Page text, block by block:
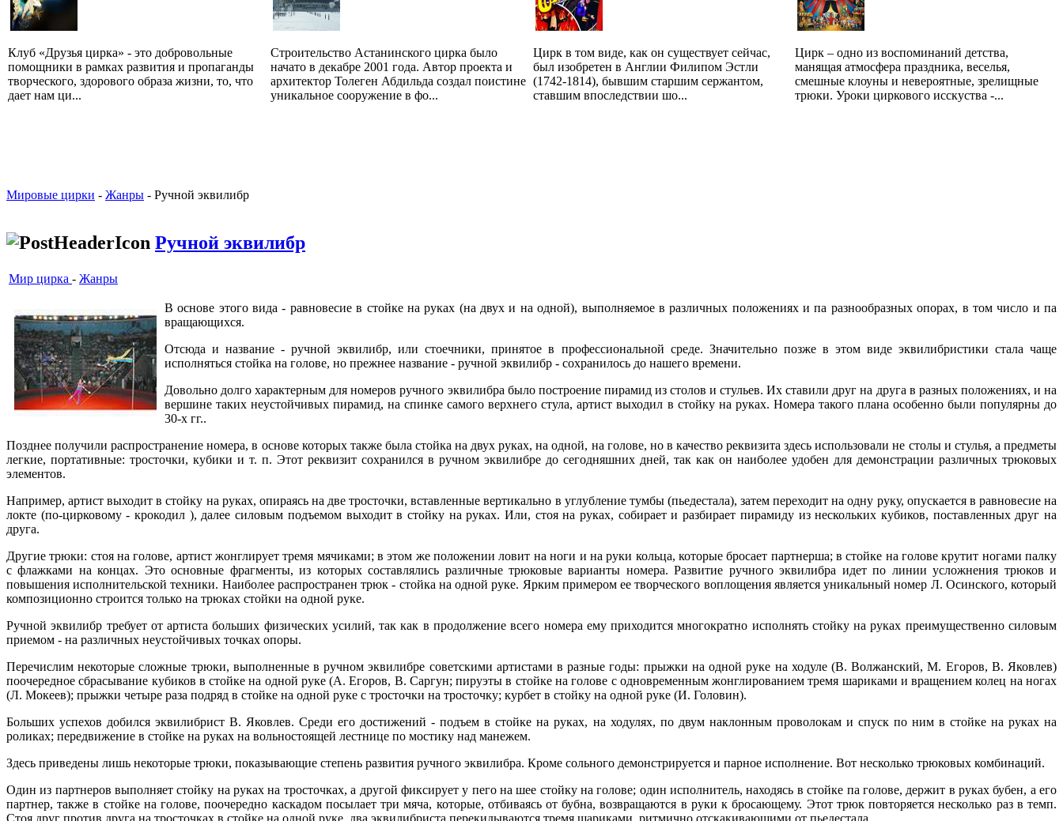
Клуб «Друзья цирка» - это добровольные
помощники в рамках развития и пропаганды
творческого, здорового образа жизни, то, что
дает нам ци...
Строительство Астанинского цирка было
начато в декабре 2001 года. Автор проекта и
архитектор Толеген Абдильда создал поистине
уникальное сооружение в фо...
Цирк в том виде, как он существует сейчас,
был изобретен в Англии Филипом Эстли
(1742-1814), бывшим старшим сержантом,
ставшим впоследствии шо...
Цирк – одно из воспоминаний детства,
манящая атмосфера праздника, веселья,
смешные клоуны и невероятные, зрелищные
трюки. Уроки циркового исскуства -...
Мировые цирки - Жанры - Ручной эквилибр
Ручной эквилибр
Мир цирка - Жанры
В основе этого вида - равновесие в стойке на руках (на двух и на одной), выполняемое в различных положениях и па разнообразных опорах, в том число и па
вращающихся.
Отсюда и название - ручной эквилибр, или стоечники, принятое в профессиональной среде. Значительно позже в этом виде эквилибристики стала чаще
исполняться стойка на голове, но прежнее название - ручной эквилибр - сохранилось до нашего времени.
Довольно долго характерным для номеров ручного эквилибра было построение пирамид из столов и стульев. Их ставили друг на друга в разных положениях, и на
вершине таких неустойчивых пирамид, на спинке самого верхнего стула, артист выходил в стойку на руках. Номера такого плана особенно были популярны до
30-х гг..
Позднее получили распространение номера, в основе которых также была стойка на двух руках, на одной, на голове, но в качество реквизита здесь использовали не столы и стулья, а предметы
легкие, портативные: тросточки, кубики и т. п. Этот реквизит сохранился в ручном эквилибре до сегодняшних дней, так как он наиболее удобен для демонстрации различных трюковых
элементов.
Например, артист выходит в стойку на руках, опираясь на две тросточки, вставленные вертикально в углубление тумбы (пьедестала), затем переходит на одну руку, опускается в равновесие на
локте (по-цирковому - крокодил ), далее силовым подъемом выходит в стойку на руках. Или, стоя на руках, собирает и разбирает пирамиду из нескольких кубиков, поставленных друг на
друга.
Другие трюки: стоя на голове, артист жонглирует тремя мячиками; в этом же положении ловит на ноги и на руки кольца, которые бросает партнерша; в стойке на голове крутит ногами палку
с флажками на концах. Это основные фрагменты, из которых составлялись различные трюковые варианты номера. Развитие ручного эквилибра идет по линии усложнения трюков и
повышения исполнительской техники. Наиболее распространен трюк - стойка на одной руке. Ярким примером ее творческого воплощения является уникальный номер Л. Осинского, который
композиционно строится только на трюках стойки на одной руке.
Ручной эквилибр требует от артиста больших физических усилий, так как в продолжение всего номера ему приходится многократно исполнять стойку на руках преимущественно силовым
приемом - на различных неустойчивых точках опоры.
Перечислим некоторые сложные трюки, выполненные в ручном эквилибре советскими артистами в разные годы: прыжки на одной руке на ходуле (В. Волжанский, М. Егоров, В. Яковлев)
поочередное сбрасывание кубиков в стойке на одной руке (А. Егоров, В. Саргун; пируэты в стойке на голове с одновременным жонглированием тремя шариками и вращением колец на ногах
(Л. Мокеев); прыжки четыре раза подряд в стойке на одной руке с тросточки на тросточку; курбет в стойку на одной руке (И. Головин).
Больших успехов добился эквилибрист В. Яковлев. Среди его достижений - подъем в стойке на руках, на ходулях, по двум наклонным проволокам и спуск по ним в стойке на руках на
роликах; передвижение в стойке на руках на вольностоящей лестнице по мостику над манежем.
Здесь приведены лишь некоторые трюки, показывающие степень развития ручного эквилибра. Кроме сольного демонстрируется и парное исполнение. Вот несколько трюковых комбинаций.
Один из партнеров выполняет стойку на руках на тросточках, а другой фиксирует у пего на шее стойку на голове; один исполнитель, находясь в стойке па голове, держит в руках бубен, а его
партнер, также в стойке на голове, поочередно каскадом посылает три мяча, которые, отбиваясь от бубна, возвращаются в руки к бросающему. Этот трюк повторяется несколько раз в темп.